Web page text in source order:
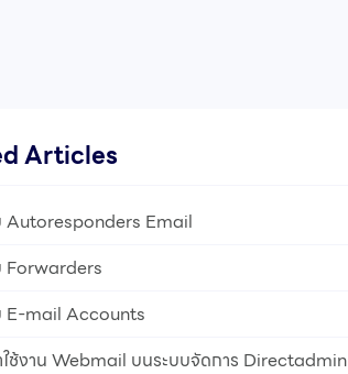
Articles
Autoresponders Email
Forwarders
E-mail Accounts
ใช้งาน Webmail บนระบบจัดการ Directadmin